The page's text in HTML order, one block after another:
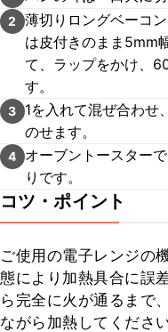
2
薄切りロングベーコ
は皮付きのまま5mm
て、ラップをかけ、
す。
3
1を入れて混ぜ合わせ
のせます。
4
オーブントースター
りです。
コツ・ポイント
ご使用の電子レンジの
態により加熱具合に誤
ら完全に火が通るまで
ながら加熱してください